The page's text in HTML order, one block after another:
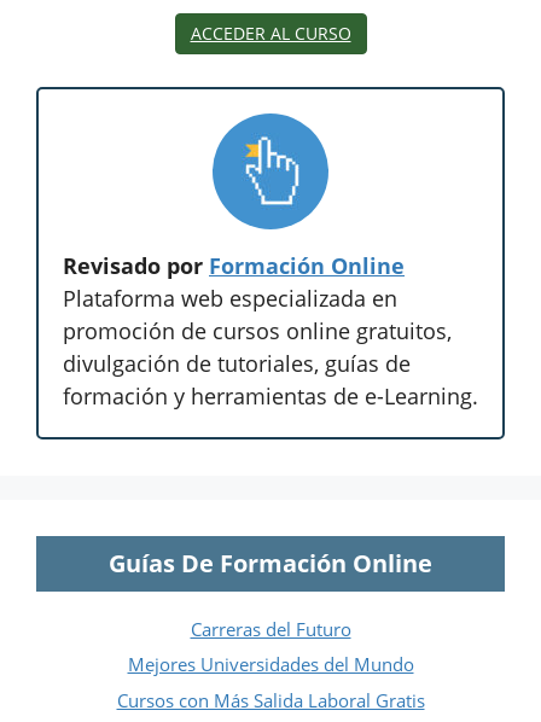
ACCEDER AL CURSO
Revisado por Formación Online
Plataforma web especializada en
promoción de cursos online gratuitos,
divulgación de tutoriales, guías de
formación y herramientas de e-Learning.
Guías De Formación Online
Carreras del Futuro
Mejores Universidades del Mundo
Cursos con Más Salida Laboral Gratis